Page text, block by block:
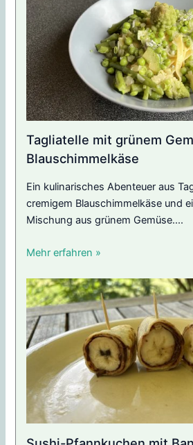
Tagliatelle mit grünem
Blauschimmelkäse
Ein kulinarisches Abenteuer aus
cremigem Blauschimmelkäse und
Mischung aus grünem Gemüse....
Mehr erfahren »